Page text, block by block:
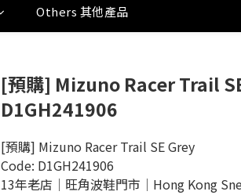
Others 其他產品
[預購] Mizuno Racer Trail
D1GH241906
[預購] Mizuno Racer Trail SE Grey
Code: D1GH241906
13年老店│旺角波鞋門市│Hong Kong